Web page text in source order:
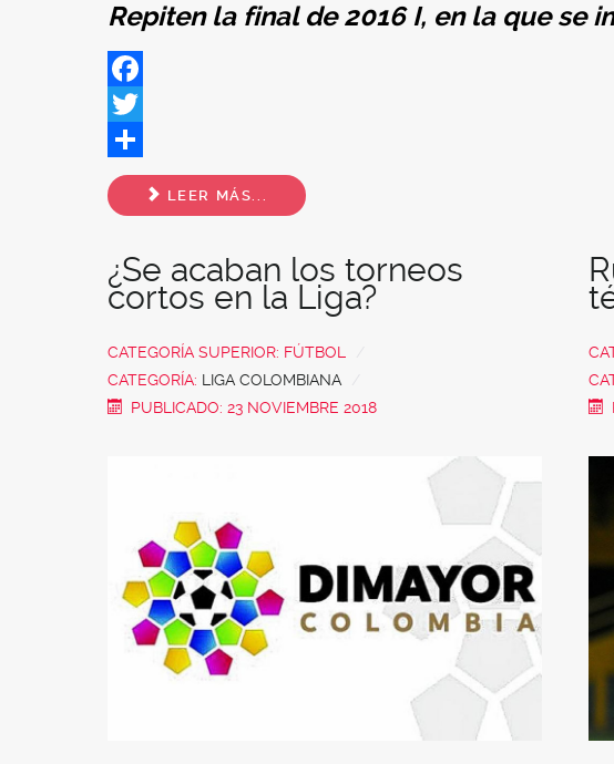
Repiten la final de 2016 I, en la que se
Facebook
Twitter
Share
LEER MÁS...
¿Se acaban los torneos
cortos en la Liga?
CATEGORÍA SUPERIOR: FÚTBOL
CATEGORÍA: LIGA COLOMBIANA
PUBLICADO: 23 NOVIEMBRE 2018